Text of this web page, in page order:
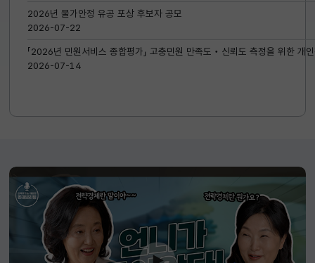
2026년 물가안정 유공 포상 후보자 공모
2026-07-22
「2026년 민원서비스 종합평가」 고충민원 만족도‧신뢰도 측정을 위한 개
2026-07-14